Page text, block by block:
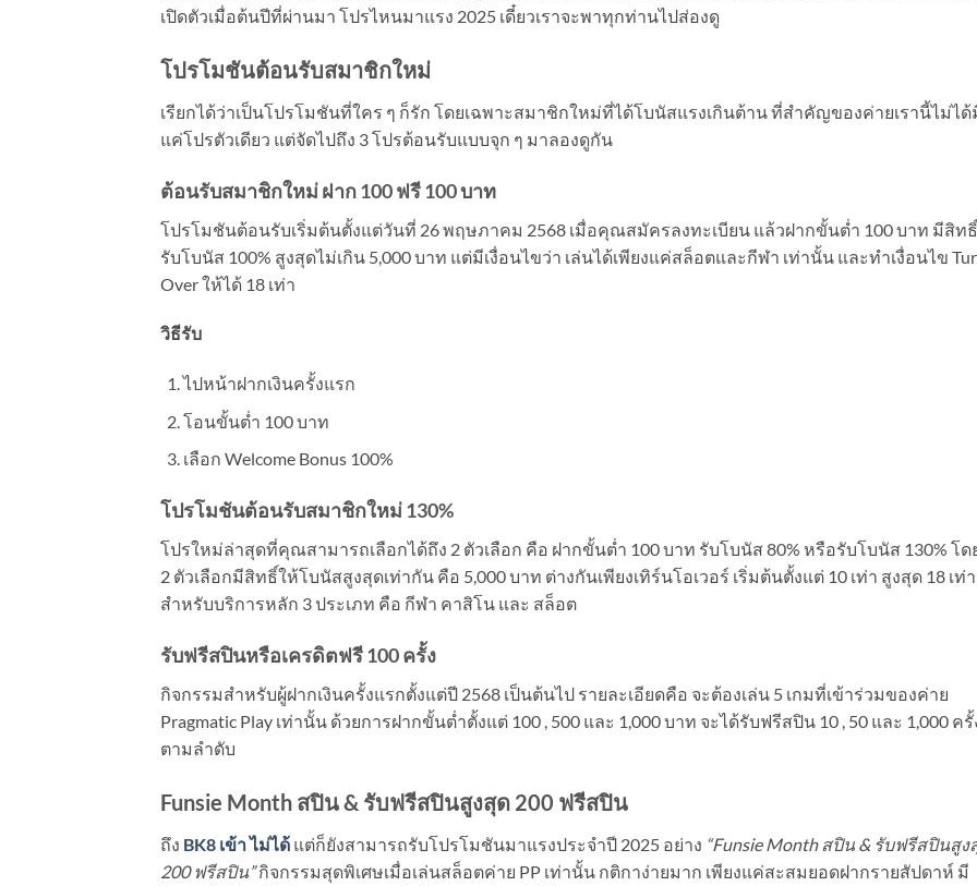
เปิดตัวเมื่อต้นปีที่ผ่านมา โปรไหนมาแรง 2025 เดี๋ยวเราจะพาทุกท่านไปส่องดู
โปรโมชันต้อนรับสมาชิกใหม่
เรียกได้ว่าเป็นโปรโมชันที่ใคร ๆ ก็รัก โดยเฉพาะสมาชิกใหม่ที่ได้โบนัสแรงเกินต้าน ที่สำคัญของค่ายเรานี้ไม่ได้
แค่โปรตัวเดียว แต่จัดไปถึง 3 โปรต้อนรับแบบจุก ๆ มาลองดูกัน
ต้อนรับสมาชิกใหม่ ฝาก 100 ฟรี 100 บาท
โปรโมชันต้อนรับเริ่มต้นตั้งแต่วันที่ 26 พฤษภาคม 2568 เมื่อคุณสมัครลงทะเบียน แล้วฝากขั้นต่ำ 100 บาท มีสิท
รับโบนัส 100% สูงสุดไม่เกิน 5,000 บาท แต่มีเงื่อนไขว่า เล่นได้เพียงแค่สล็อตและกีฬา เท่านั้น และทำเงื่อนไข
Over ให้ได้ 18 เท่า
วิธีรับ
ไปหน้าฝากเงินครั้งแรก
โอนขั้นต่ำ 100 บาท
เลือก Welcome Bonus 100%
โปรโมชันต้อนรับสมาชิกใหม่ 130%
โปรใหม่ล่าสุดที่คุณสามารถเลือกได้ถึง 2 ตัวเลือก คือ ฝากขั้นต่ำ 100 บาท รับโบนัส 80% หรือรับโบนัส 130% โด
2 ตัวเลือกมีสิทธิ์ให้โบนัสสูงสุดเท่ากัน คือ 5,000 บาท ต่างกันเพียงเทิร์นโอเวอร์ เริ่มต้นตั้งแต่ 10 เท่า สูงสุด 18 เท่า
สำหรับบริการหลัก 3 ประเภท คือ กีฬา คาสิโน และ สล็อต
รับฟรีสปินหรือเครดิตฟรี 100 ครั้ง
กิจกรรมสำหรับผู้ฝากเงินครั้งแรกตั้งแต่ปี 2568 เป็นต้นไป รายละเอียดคือ จะต้องเล่น 5 เกมที่เข้าร่วมของค่าย
Pragmatic Play เท่านั้น ด้วยการฝากขั้นต่ำตั้งแต่ 100 , 500 และ 1,000 บาท จะได้รับฟรีสปิน 10 , 50 และ 1,000 ครั้
ตามลำดับ
Funsie Month สปิน & รับฟรีสปินสูงสุด 200 ฟรีสปิน
ถึง BK8 เข้า ไม่ได้ แต่ก็ยังสามารถรับโปรโมชันมาแรงประจำปี 2025 อย่าง “Funsie Month สปิน & รับฟรีสปินสูง
200 ฟรีสปิน”กิจกรรมสุดพิเศษเมื่อเล่นสล็อตค่าย PP เท่านั้น กติกาง่ายมาก เพียงแค่สะสมยอดฝากรายสัปดาห์ มี